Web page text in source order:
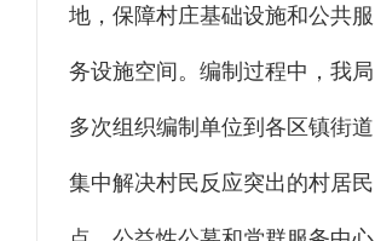
地，保障村庄基础设施和公共服
务设施空间。编制过程中，我局
多次组织编制单位到各区镇街道
集中解决村民反应突出的村居民